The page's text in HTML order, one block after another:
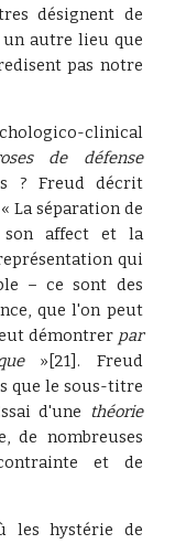
désignent de
un autre lieu que
pas notre
clinical
de défense
? Freud décrit
La séparation de
son affect et la
qui
– ce sont des
que l'on peut
démontrer par
»[21]. Freud
que le sous-titre
d'une
théorie
de nombreuses
et de
les hystérie de